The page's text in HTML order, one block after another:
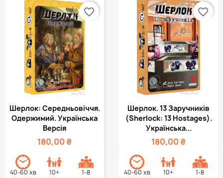
Шерлок: Середньовіччя.
Одержимий. Українська
Версія
180,00 ₴
40-60 хв 10+ 1-8
favorite_border
Шерлок. 13 Заручників
(Sherlock: 13 Hostages).
Українська...
180,00 ₴
40-60 хв 10+ 1-8
favorite_border